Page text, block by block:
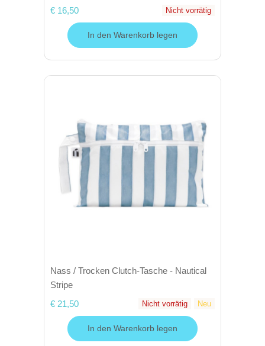
€ 16,50
Nicht vorrätig
In den Warenkorb legen
Nass / Trocken Clutch-Tasche - Nautical
Stripe
€ 21,50
Nicht vorrätig Neu
In den Warenkorb legen